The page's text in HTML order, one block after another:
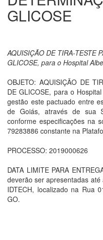
GLICOSE
AQUISIÇÃO DE TIRA-TESTE
GLICOSE, para o Hospital
OBJETO: AQUISIÇÃO DE
DE GLICOSE, para o
gestão este pactuado entre
de Goiás, através de sua
conforme especificações na
79283886 constante na
PROCESSO: 2019000626
DATA LIMITE PARA
deverão ser apresentadas
IDTECH, localizado na Rua
GO.